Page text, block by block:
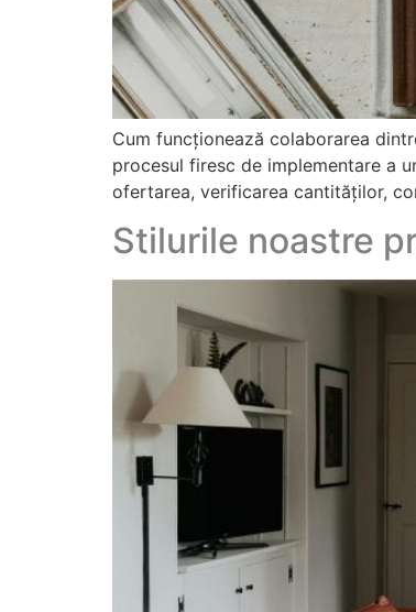
Cum funcționează colaborarea
procesul firesc de implementare a
ofertarea, verificarea cantităților,
Stilurile noastre